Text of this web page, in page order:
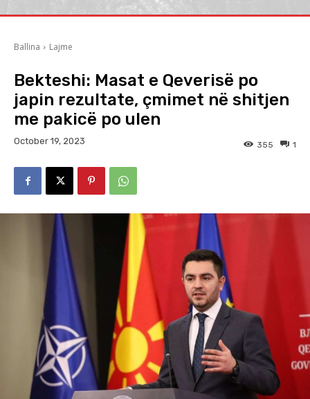
Ballina Lajme
Bekteshi: Masat e Qeverisë po
japin rezultate, çmimet në shitjen
me pakicë po ulen
October 19, 2023 1
355